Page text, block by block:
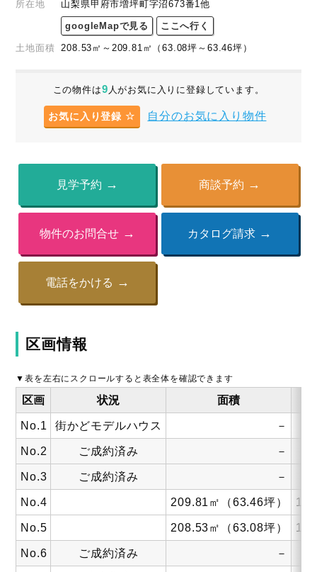
所在地 山梨県甲府市増坪町字沼673番1他
googleMapで見る ここへ行く
土地面積 208.53 ㎡ ～ 209.81 ㎡ （63.08坪 ～ 63.46坪 ）
この物件は9 人がお気に入りに登録しています。
お気に入り登録 自分のお気に入り物件
見学予約 商談予約
物件のお問合せ カタログ請求
電話をかける
区画情報
区画 状況 面積
No.1 街かどモデルハウス －
No.2 ご成約済み －
No.3 ご成約済み －
No.4 209.81 ㎡ （63.46坪）
No.5 208.53㎡ （63.08坪）
No.6 ご成約済み －